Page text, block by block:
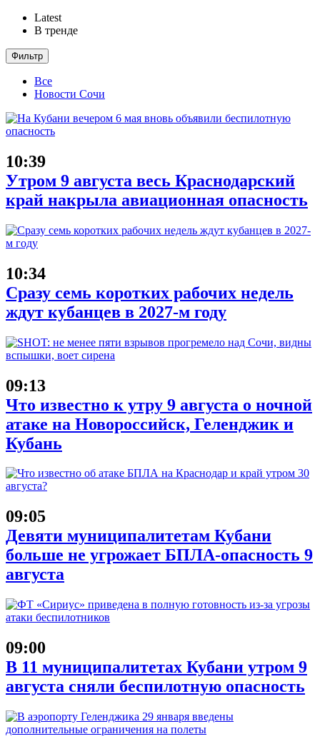
Latest
В тренде
Фильтр
Все
Новости Сочи
10:39
Утром 9 августа весь Краснодарский
край накрыла авиационная опасность
10:34
Сразу семь коротких рабочих недель
ждут кубанцев в 2027-м году
09:13
Что известно к утру 9 августа о ночной
атаке на Новороссийск, Геленджик и
Кубань
09:05
Девяти муниципалитетам Кубани
больше не угрожает БПЛА-опасность 9
августа
09:00
В 11 муниципалитетах Кубани утром 9
августа сняли беспилотную опасность